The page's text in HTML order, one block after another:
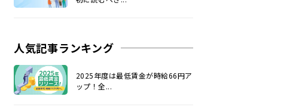
人気記事ランキング
2025年度は最低賃金が時給66円ア
ップ！全...